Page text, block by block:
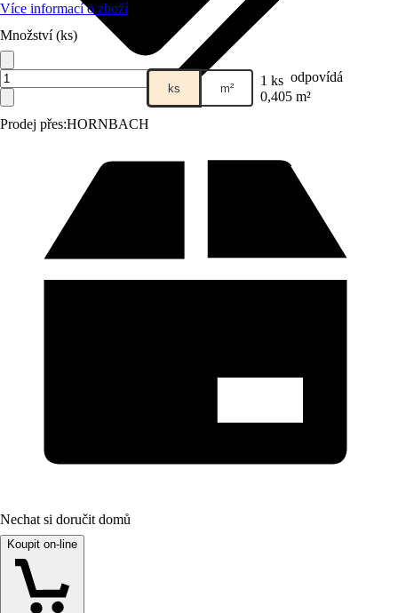
Prodej přes:HORNBACH
Více informací o zboží
Množství (ks)
ks m² 1 ks odpovídá
0,405 m²
Nechat si doručit domů
Koupit on-line